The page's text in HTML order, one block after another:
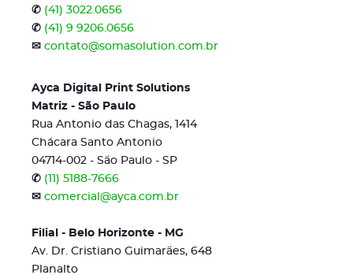
✆ (41) 3022.0656
✆ (41) 9 9206.0656
✉ contato@somasolution.com.br
Ayca Digital Print Solutions
Matriz - São Paulo
Rua Antonio das Chagas, 1414
Chácara Santo Antonio
04714-002 - São Paulo - SP
✆ (11) 5188-7666
✉ comercial@ayca.com.br
Filial - Belo Horizonte - MG
Av. Dr. Cristiano Guimarães, 648
Planalto